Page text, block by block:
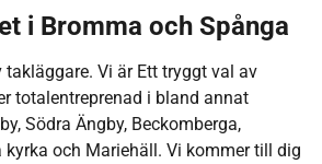
i Bromma och Spånga
Vi är Ett tryggt val av
totalentreprenad i bland annat
Södra Ängby, Beckomberga,
kyrka och Mariehäll. Vi kommer till dig